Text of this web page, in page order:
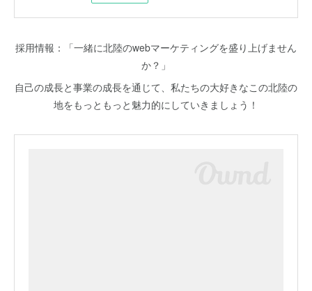
採用情報：「一緒に北陸のwebマーケティングを盛り上げません
か？」
自己の成長と事業の成長を通じて、私たちの大好きなこの北陸の
地をもっともっと魅力的にしていきましょう！